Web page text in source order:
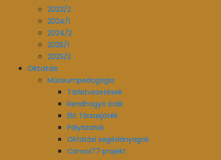
2023/2
2024/1
2024/2
2025/1
2025/2
Oktatás
Múzeumpedagógia
Tárlatvezetések
Rendhagyó órák
Élő Társasjáték
Pályázatok
Oktatási segédanyagok
Convoi77 projekt